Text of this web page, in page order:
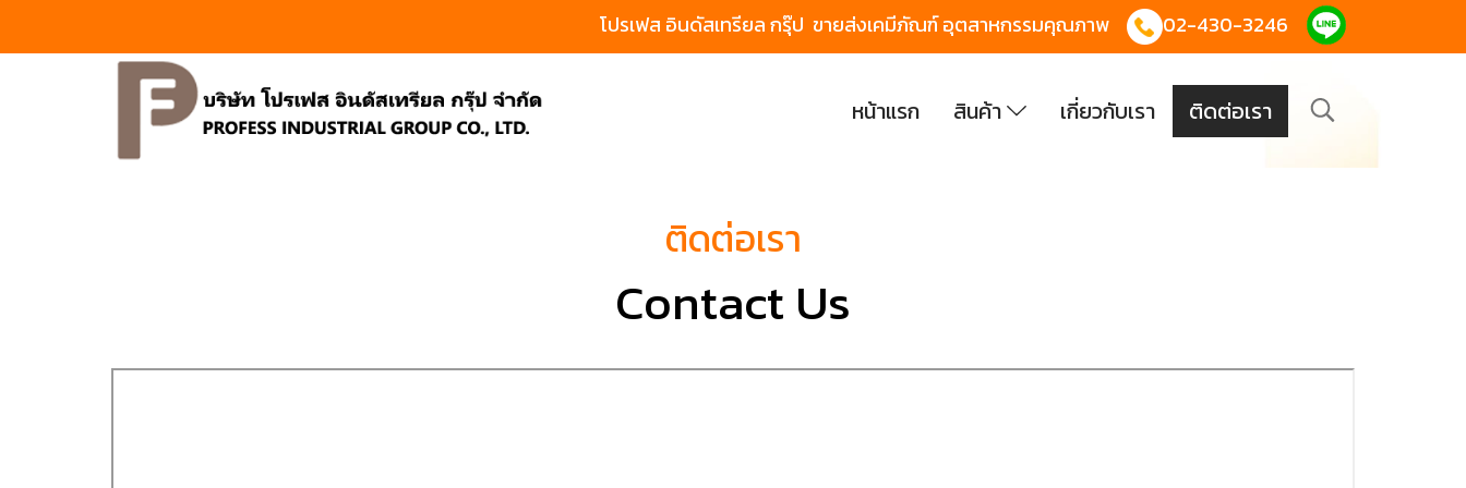
โปรเฟส อินดัสเทรียล กรุ๊ป ขายส่งเคมีภัณฑ์ อุตสาหกรรมคุณภาพ 02-430-3246
หน้าแรก สินค้า เกี่ยวกับเรา ติดต่อเรา
ติดต่อเรา
Contact Us